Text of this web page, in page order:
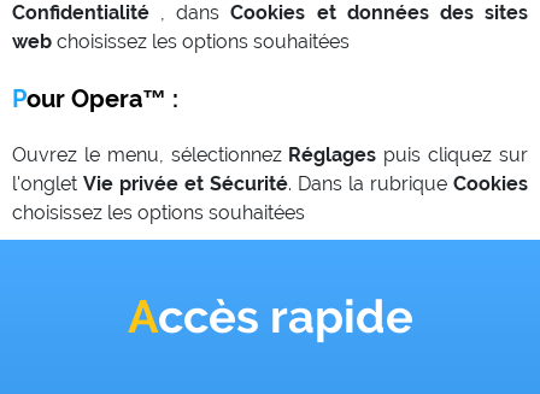
Confidentialité , dansCookies et données des sites
web choisissez les options souhaitées
Pour Opera™ :
Ouvrez le menu, sélectionnez Réglages puis cliquez sur
l'onglet Vie privée et Sécurité. Dans la rubrique Cookies
choisissez les options souhaitées
Accès rapide